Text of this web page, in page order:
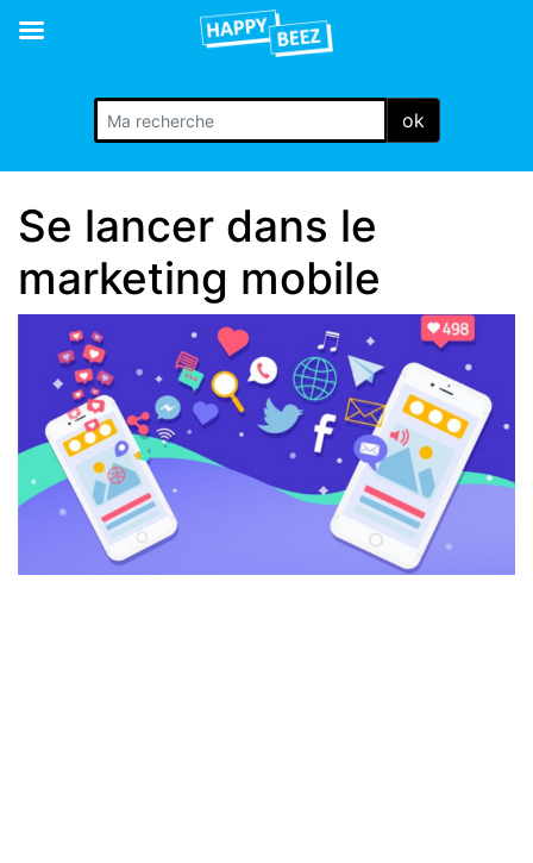
ok
Se lancer dans le
marketing mobile